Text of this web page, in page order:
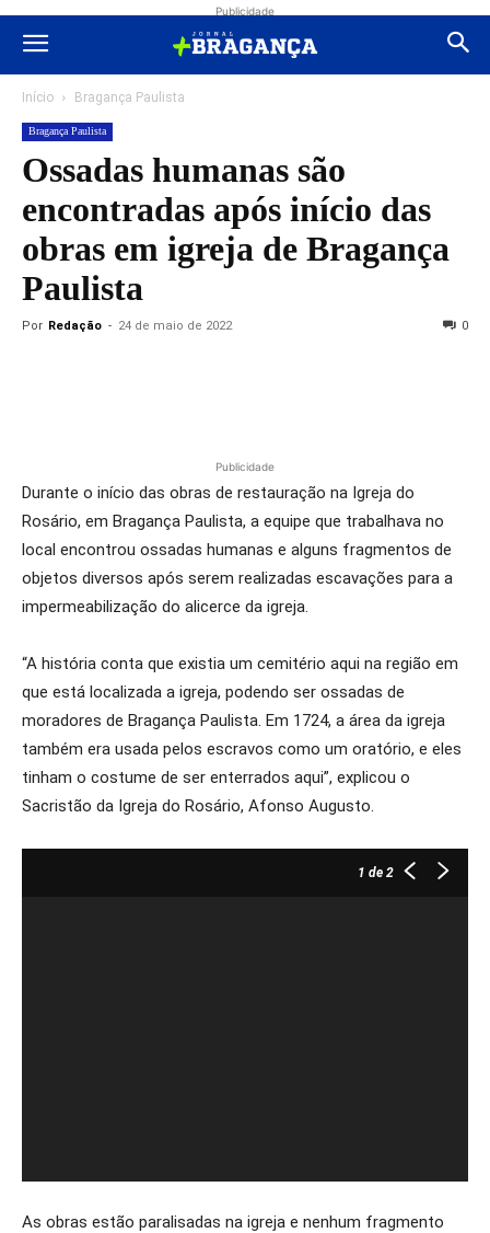
Publicidade
Início Bragança Paulista
Bragança Paulista
Ossadas humanas são
encontradas após início das
obras em igreja de Bragança
Paulista
Por Redação - 24 de maio de 2022 0
Publicidade
Durante o início das obras de restauração na Igreja do
Rosário, em Bragança Paulista, a equipe que trabalhava no
local encontrou ossadas humanas e alguns fragmentos de
objetos diversos após serem realizadas escavações para a
impermeabilização do alicerce da igreja.
“A história conta que existia um cemitério aqui na região em
que está localizada a igreja, podendo ser ossadas de
moradores de Bragança Paulista. Em 1724, a área da igreja
também era usada pelos escravos como um oratório, e eles
tinham o costume de ser enterrados aqui”, explicou o
Sacristão da Igreja do Rosário, Afonso Augusto.
1 de 2
As obras estão paralisadas na igreja e nenhum fragmento